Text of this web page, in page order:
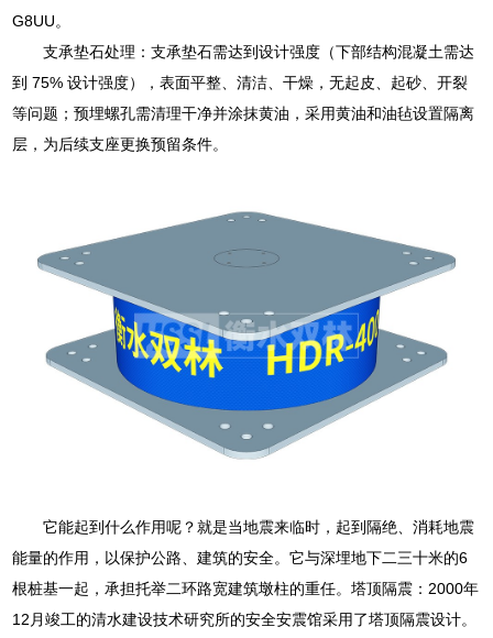
G8UU。
支承垫石处理：支承垫石需达到设计强度（下部结构混凝土需达
到 75% 设计强度），表面平整、清洁、干燥，无起皮、起砂、开裂
等问题；预埋螺孔需清理干净并涂抹黄油，采用黄油和油毡设置隔离
层，为后续支座更换预留条件。
它能起到什么作用呢？就是当地震来临时，起到隔绝、消耗地震
能量的作用，以保护公路、建筑的安全。它与深埋地下二三十米的6
根桩基一起，承担托举二环路宽建筑墩柱的重任。塔顶隔震：2000年
12月竣工的清水建设技术研究所的安全安震馆采用了塔顶隔震设计。